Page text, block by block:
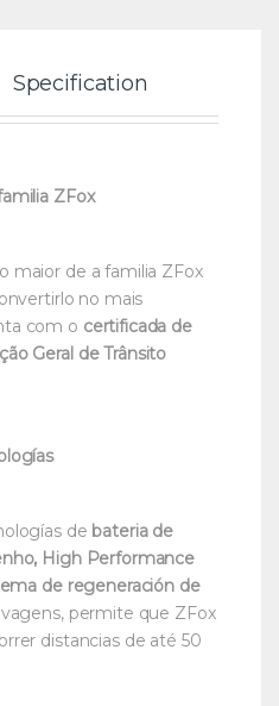
Specification
ZFox
maior de a familia ZFox
no mais
com o certificada de
Geral de Trânsito
de bateria de
High Performance
de regeneración de
permite que ZFox
distancias de até 50